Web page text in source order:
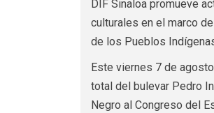
DIF Sinaloa promueve
culturales en el marco
de los Pueblos
Este viernes 7 de
total del bulevar Pedro
Negro al Congreso del